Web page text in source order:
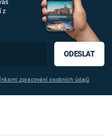
z
ODESLAT
zpracování osobních údajů